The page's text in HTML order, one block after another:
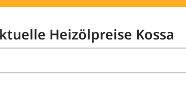
Heizölpreise Kossa